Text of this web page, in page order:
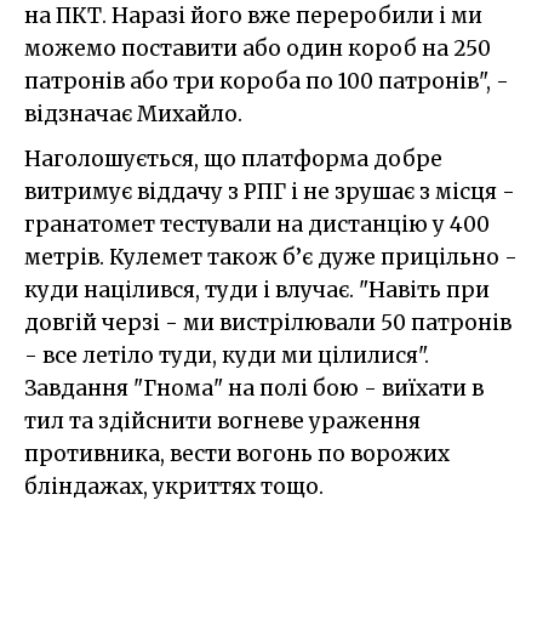
на ПКТ. Наразі його вже переробили і ми
можемо поставити або один короб на 250
патронів або три короба по 100 патронів", -
відзначає Михайло.
Наголошується, що платформа добре
витримує віддачу з РПГ і не зрушає з місця -
гранатомет тестували на дистанцію у 400
метрів. Кулемет також б’є дуже прицільно -
куди націлився, туди і влучає. "Навіть при
довгій черзі - ми вистрілювали 50 патронів
- все летіло туди, куди ми цілилися".
Завдання "Гнома" на полі бою - виїхати в
тил та здійснити вогневе ураження
противника, вести вогонь по ворожих
бліндажах, укриттях тощо.